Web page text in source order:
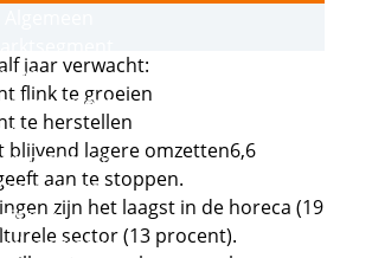
en
jaar verwacht:
flink te groeien
te herstellen
blijvend lagere omzetten6,6
aan te stoppen.
zijn het laagst in de horeca (19
sector (13 procent).